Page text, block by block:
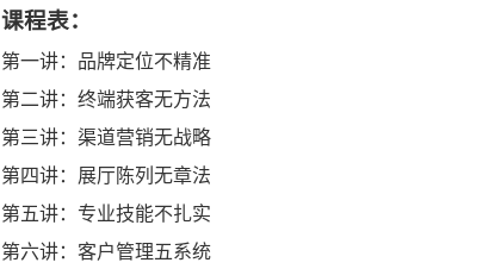
课程表：
第一讲：品牌定位不精准
第二讲：终端获客无方法
第三讲：渠道营销无战略
第四讲：展厅陈列无章法
第五讲：专业技能不扎实
第六讲：客户管理五系统